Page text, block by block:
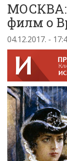
МОСКВА:
филм о
04.12.2017. -